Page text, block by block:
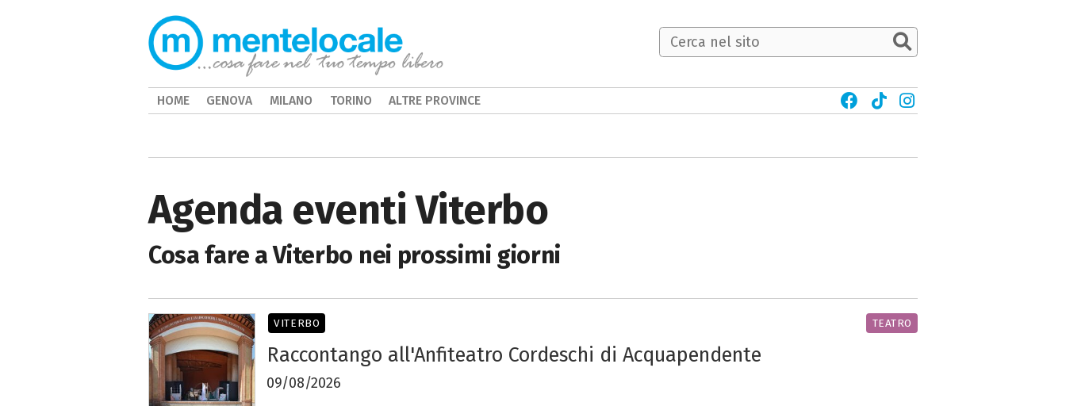
Agenda eventi Viterbo
Cosa fare a Viterbo nei prossimi giorni
Raccontango all'Anfiteatro Cordeschi di Acquapendente
09/08/2026
VITERBO TEATRO
HOME GENOVA MILANO TORINO ALTRE PROVINCE